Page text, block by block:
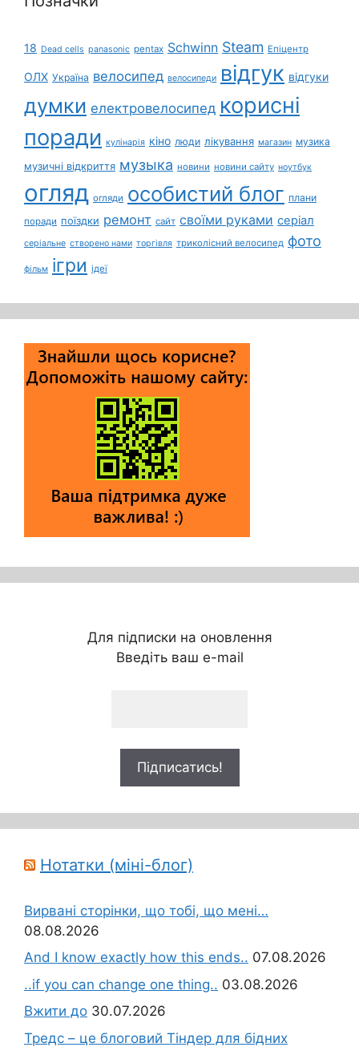
18 Dead cells panasonic pentax Schwinn Steam Епіцентр
ОЛХ Україна велосипед велосипеди відгук відгуки
думки електровелосипед корисні
поради кулінарія кіно люди лікування магазин музика
музичні відкриття музыка новини новини сайту ноутбук
огляд огляди особистий блог плани
поради поїздки ремонт сайт своїми руками серіал
серіальне створено нами торгівля триколісний велосипед фото
фільм ігри ідеї
Для підписки на оновлення
Введіть ваш e-mail
Нотатки (міні-блог)
Вирвані сторінки, що тобі, що мені…
08.08.2026
And I know exactly how this ends.. 07.08.2026
..if you can change one thing.. 03.08.2026
Вжити до 30.07.2026
Тредс – це блоговий Тіндер для бідних